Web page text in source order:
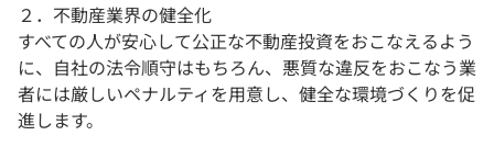
２．不動産業界の健全化
すべての人が安心して公正な不動産投資をおこなえるよう
に、自社の法令順守はもちろん、悪質な違反をおこなう業
者には厳しいペナルティを用意し、健全な環境づくりを促
進します。